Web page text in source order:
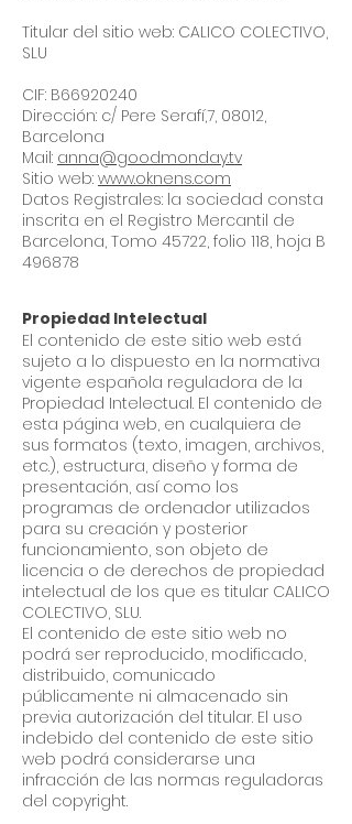
Titular del sitio web: CALICO COLECTIVO,
SLU
CIF: B66920240
Dirección: c/ Pere Serafí,7, 08012,
Barcelona
Mail: anna@goodmonday.tv
Sitio web: www.oknens.com
Datos Registrales: la sociedad consta
inscrita en el Registro Mercantil de
Barcelona, Tomo 45722, folio 118, hoja B
496878
Propiedad Intelectual
El contenido de este sitio web está
sujeto a lo dispuesto en la normativa
vigente española reguladora de la
Propiedad Intelectual. El contenido de
esta página web, en cualquiera de
sus formatos (texto, imagen, archivos,
etc.), estructura, diseño y forma de
presentación, así como los
programas de ordenador utilizados
para su creación y posterior
funcionamiento, son objeto de
licencia o de derechos de propiedad
intelectual de los que es titular CALICO
COLECTIVO, SLU.
El contenido de este sitio web no
podrá ser reproducido, modificado,
distribuido, comunicado
públicamente ni almacenado sin
previa autorización del titular. El uso
indebido del contenido de este sitio
web podrá considerarse una
infracción de las normas reguladoras
del copyright.